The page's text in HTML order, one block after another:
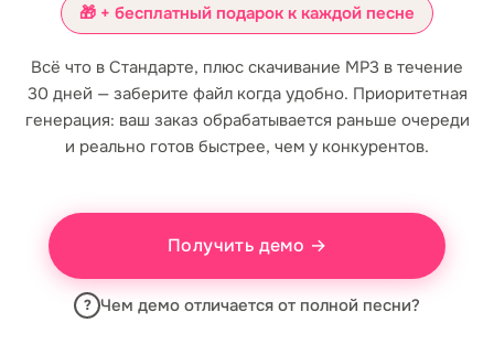
🎁 + бесплатный подарок к каждой песне
Всё что в Стандарте, плюс скачивание MP3 в течение
30 дней — заберите файл когда удобно. Приоритетная
генерация: ваш заказ обрабатывается раньше очереди
и реально готов быстрее, чем у конкурентов.
Получить демо →
? Чем демо отличается от полной песни?